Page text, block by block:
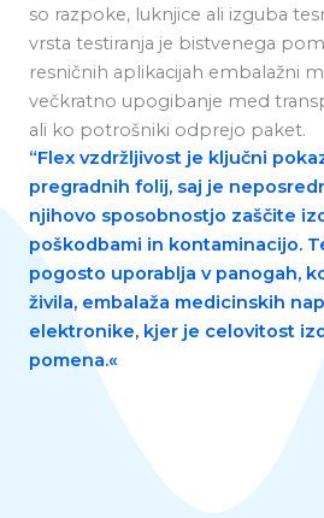
so razpoke, luknjice ali izguba
vrsta testiranja je bistvenega
resničnih aplikacijah embalažni
večkratno upogibanje med
ali ko potrošniki odprejo paket.
“Flex vzdržljivost je ključni
pregradnih folij, saj je
njihovo sposobnostjo zaščite
poškodbami in kontaminacijo.
pogosto uporablja v panogah,
živila, embalaža medicinskih
elektronike, kjer je celovitost
pomena.«